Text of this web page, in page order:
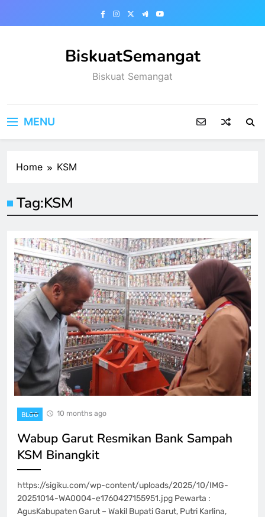
BiskuatSemangat
Biskuat Semangat
MENU
Home KSM
Tag:KSM
BLOG 10 months ago
‎Wabup Garut Resmikan Bank Sampah
KSM Binangkit
https://sigiku.com/wp-content/uploads/2025/10/IMG-
20251014-WA0004-e1760427155951.jpg Pewarta :
Agus‎Kabupaten Garut – Wakil Bupati Garut, Putri Karlina,